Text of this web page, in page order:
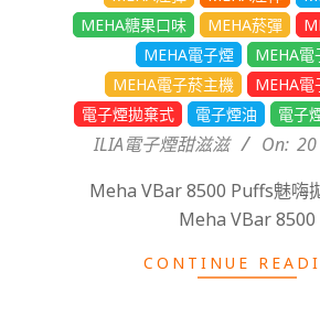
MEHA糖果口味
MEHA菸彈
MEHA電子煙
MEHA電
MEHA電子菸主機
MEHA電
電子煙拋棄式
電子煙油 電子
ILIA電子煙甜滋滋
On:
Meha VBar 8500 Puffs魅嗨
Meha VBar 8500
CONTINUE